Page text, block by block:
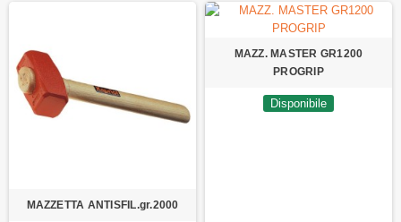
MAZZETTA ANTISFIL.gr.2000
MAZZ. MASTER GR1200
PROGRIP
Disponibile